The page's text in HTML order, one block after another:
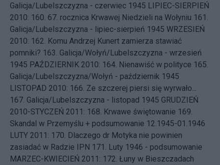
Galicja/Lubelszczyzna - czerwiec 1945 LIPIEC-SIERPIEŃ
2010: 160. 67. rocznica Krwawej Niedzieli na Wołyniu 161.
Galicja/Lubelszczyzna - lipiec-sierpień 1945 WRZESIEŃ
2010: 162. Komu Andrzej Kunert zamierza stawiać
pomniki? 163. Galicja/Wołyń/Lubelszczyzna - wrzesień
1945 PAŹDZIERNIK 2010: 164. Nienawiść w polityce 165.
Galicja/Lubelszczyzna/Wołyń - październik 1945
LISTOPAD 2010: 166. Ze szczerej piersi się wyrwało...
167. Galicja/Lubelszczyzna - listopad 1945 GRUDZIEŃ
2010-STYCZEŃ 2011: 168. Krwawe świętowanie 169.
Skandal w Przemyślu + podsumowanie 12.1945-01.1946
LUTY 2011: 170. Dlaczego dr Motyka nie powinien
zasiadać w Radzie IPN 171.
Luty 1946 - podsumowanie
MARZEC-KWIECIEŃ 2011: 172. Łuny w Bieszczadach